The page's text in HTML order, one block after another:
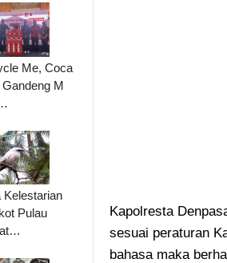
Me, Coca
M
Kelestarian
Pulau
Kapolresta
sesuai peraturan
bahasa maka